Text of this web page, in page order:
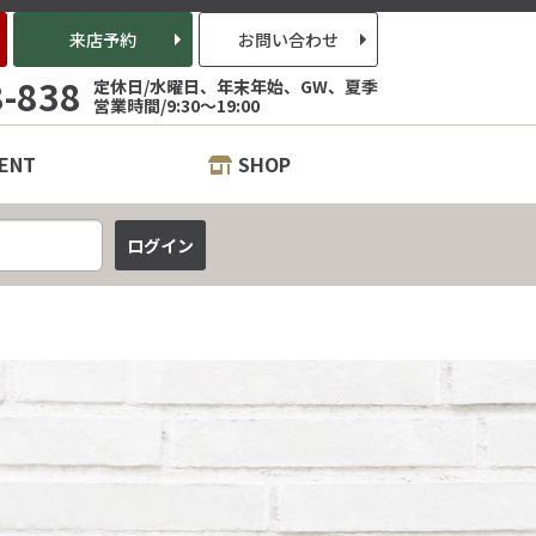
来店予約 お問い合わせ
838
定休日/水曜日、年末年始、GW、夏季
営業時間/9:30～19:00
SHOP